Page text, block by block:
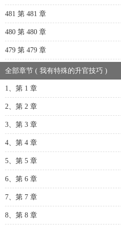
481 第 481 章
480 第 480 章
479 第 479 章
全部章节 ( 我有特殊的升官技巧 )
1、第 1 章
2、第 2 章
3、第 3 章
4、第 4 章
5、第 5 章
6、第 6 章
7、第 7 章
8、第 8 章